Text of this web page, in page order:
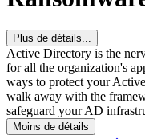
Plus de détails...
Active Directory is the
for all the organization's
ways to protect your
walk away with the
safeguard your AD
Moins de détails